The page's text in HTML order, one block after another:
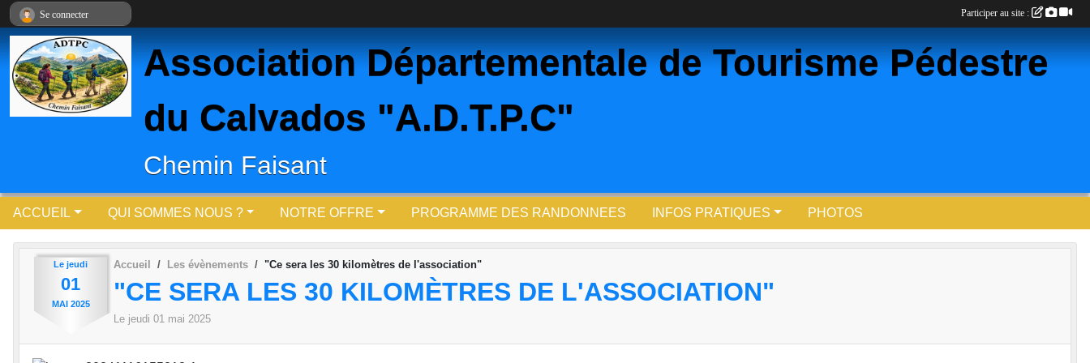
Association Départementale de Tourisme Pédestre
du Calvados "A.D.T.P.C"
Chemin Faisant
ACCUEIL QUI SOMMES NOUS ? NOTRE OFFRE PROGRAMME DES RANDONNEES INFOS PRATIQUES PHOTOS
Le jeudi
01
MAI 2025
Accueil Les évènements "Ce sera les 30 kilomètres de l'association"
"CE SERA LES 30 KILOMÈTRES DE L'ASSOCIATION"
Le jeudi 01 mai 2025
Se connecter Participer au site :
Panneau de gestion des cookies